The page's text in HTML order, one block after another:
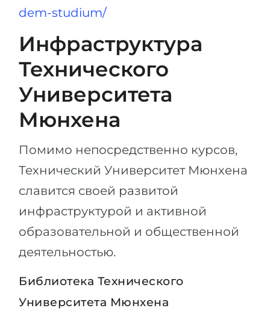
dem-studium/
Инфраструктура
Технического
Университета
Мюнхена
Помимо непосредственно курсов,
Технический Университет Мюнхена
славится своей развитой
инфраструктурой и активной
образовательной и общественной
деятельностью.
Библиотека Технического
Университета Мюнхена